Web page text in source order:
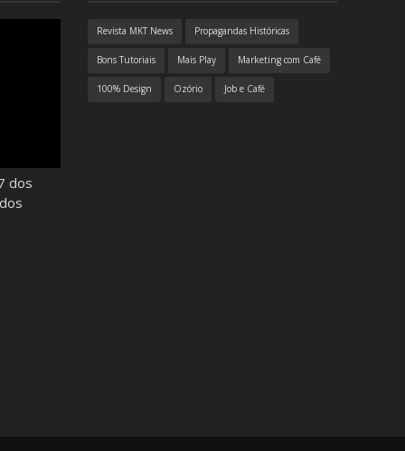
dos
Revista MKT News Propagandas Históricas
Bons Tutoriais Mais Play Marketing com Café
100% Design Ozório Job e Café